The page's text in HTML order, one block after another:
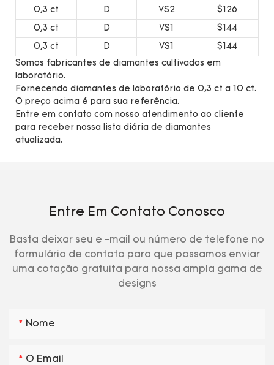
0,3 ct
D VS2
$126
0,3 ct
D VS1
$144
0,3 ct
D VS1
$144
Somos fabricantes de diamantes cultivados em
laboratório.
Fornecendo diamantes de laboratório de 0,3 ct a 10 ct.
O preço acima é para sua referência.
Entre em contato com nosso atendimento ao cliente
para receber nossa lista diária de diamantes
atualizada.
Entre Em Contato Conosco
Basta deixar seu e -mail ou número de telefone no
formulário de contato para que possamos enviar
uma cotação gratuita para nossa ampla gama de
designs
Nome
O Email